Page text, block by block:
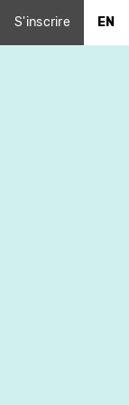
S'inscrire EN